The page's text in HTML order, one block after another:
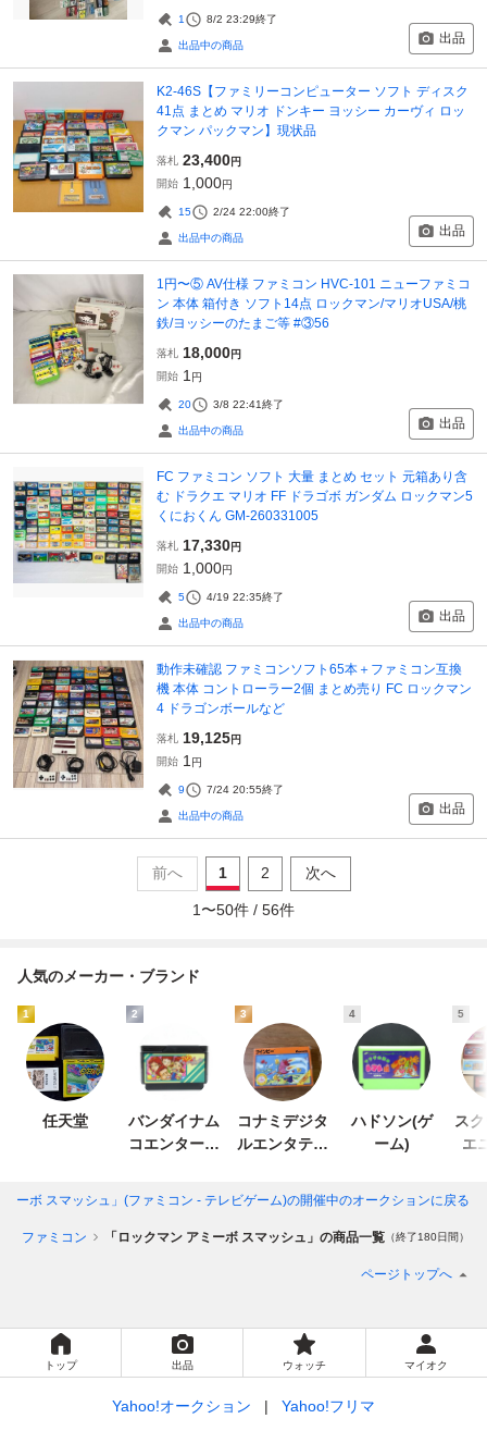
1 8/2 23:29終了
出品中の商品 出品
K2-46S【ファミリーコンピューター ソフト ディスク
41点 まとめ マリオ ドンキー ヨッシー カーヴィ ロッ
クマン パックマン】現状品
落札 23,400円
開始 1,000円
15 2/24 22:00終了
出品中の商品 出品
1円〜⑤ AV仕様 ファミコン HVC-101 ニューファミコ
ン 本体 箱付き ソフト14点 ロックマン/マリオUSA/桃
鉄/ヨッシーのたまご等 #③56
落札 18,000円
開始 1 円
20 3/8 22:41終了
出品中の商品 出品
FC ファミコン ソフト 大量 まとめ セット 元箱あり含
む ドラクエ マリオ FF ドラゴボ ガンダム ロックマン5
くにおくん GM-260331005
落札 17,330円
開始 1,000円
5 4/19 22:35終了
出品中の商品 出品
動作未確認 ファミコンソフト65本＋ファミコン互換
機 本体 コントローラー2個 まとめ売り FC ロックマン
4 ドラゴンボールなど
落札 19,125円
開始 1 円
9 7/24 20:55終了
出品中の商品 出品
前へ 1 2 次へ
1 〜50件 / 56件
人気のメーカー・ブランド
1
任天堂
2
バンダイナム
コエンターテ
3
コナミデジタ
ルエンタテイ
4
ハドソン(ゲ
ーム)
5
ス
エ
ーボ スマッシュ」(ファミコン - テレビゲーム)の開催中のオークションに戻る
ファミコン 「ロックマン アミーボ スマッシュ」の商品一覧 （終了180日間）
ページトップへ
トップ 出品 ウォッチ マイオク
Yahoo!オークション
Yahoo!フリマ